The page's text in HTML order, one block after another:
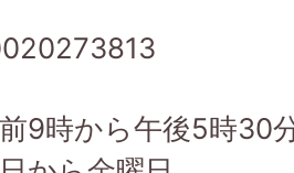
9時から午後5時30